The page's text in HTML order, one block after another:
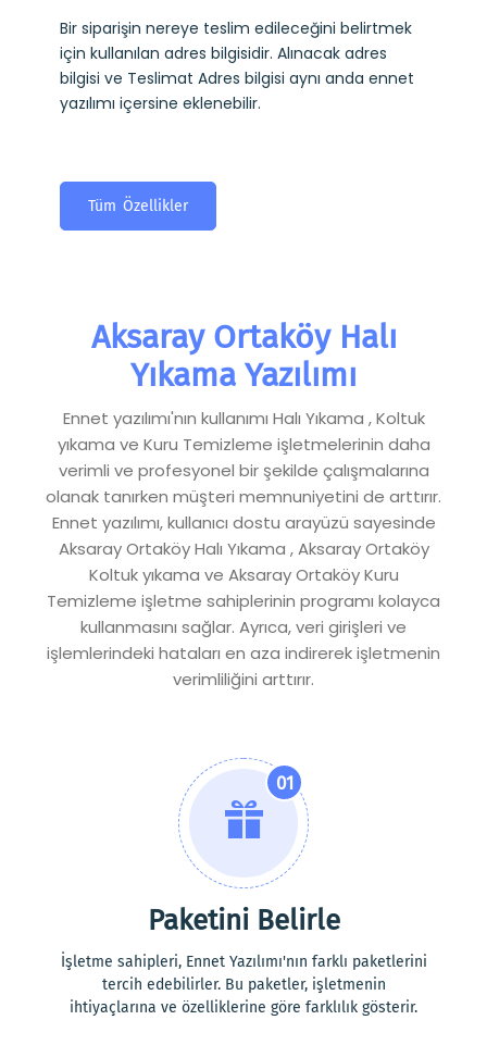
Bir siparişin nereye teslim edileceğini belirtmek
için kullanılan adres bilgisidir. Alınacak adres
bilgisi ve Teslimat Adres bilgisi aynı anda ennet
yazılımı içersine eklenebilir.
Tüm Özellikler
Aksaray Ortaköy Halı
Yıkama Yazılımı
Ennet yazılımı'nın kullanımı Halı Yıkama , Koltuk
yıkama ve Kuru Temizleme işletmelerinin daha
verimli ve profesyonel bir şekilde çalışmalarına
olanak tanırken müşteri memnuniyetini de arttırır.
Ennet yazılımı, kullanıcı dostu arayüzü sayesinde
Aksaray Ortaköy Halı Yıkama , Aksaray Ortaköy
Koltuk yıkama ve Aksaray Ortaköy Kuru
Temizleme işletme sahiplerinin programı kolayca
kullanmasını sağlar. Ayrıca, veri girişleri ve
işlemlerindeki hataları en aza indirerek işletmenin
verimliliğini arttırır.
01
Paketini Belirle
İşletme sahipleri, Ennet Yazılımı'nın farklı paketlerini
tercih edebilirler. Bu paketler, işletmenin
ihtiyaçlarına ve özelliklerine göre farklılık gösterir.